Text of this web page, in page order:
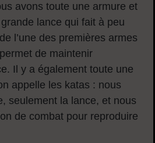
avons toute une armure et
lance qui fait à peu
l’une des premières armes
de maintenir
Il y a également toute une
appelle les katas : nous
seulement la lance, et nous
de combat pour reproduire